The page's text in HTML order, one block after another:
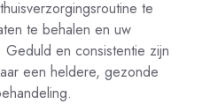
te
te behalen en uw
en consistentie zijn
een heldere, gezonde